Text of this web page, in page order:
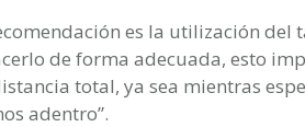
es la utilización del
de forma adecuada, esto
total, ya sea mientras
adentro”.